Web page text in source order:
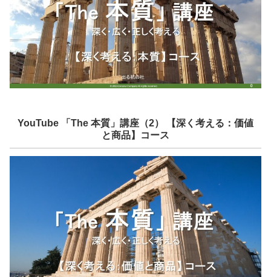
YouTube 「The 本質」講座（2） 【深く考える：価値
と商品】コース